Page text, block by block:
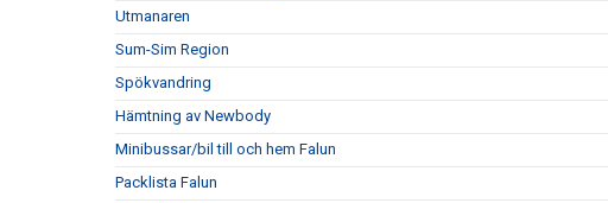
Utmanaren
Sum-Sim Region
Spökvandring
Hämtning av Newbody
Minibussar/bil till och hem Falun
Packlista Falun